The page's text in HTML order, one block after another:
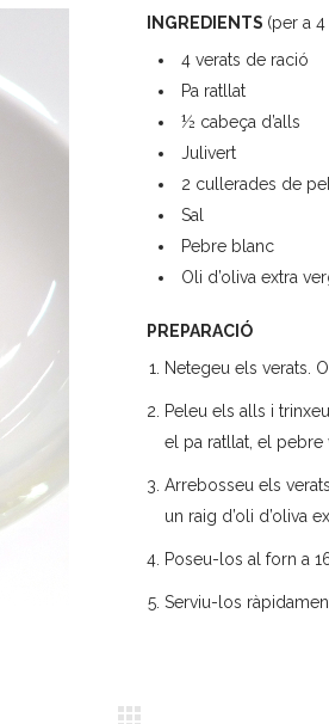
INGREDIENTS (per a
4 verats de ració
Pa ratllat
½ cabeça d’alls
Julivert
2 cullerades de
Sal
Pebre blanc
Oli d’oliva extra
PREPARACIÓ
Netegeu els verats.
Peleu els alls i
el pa ratllat, el
Arrebosseu els
un raig d’oli d’oliva
Poseu-los al forn a
Serviu-los